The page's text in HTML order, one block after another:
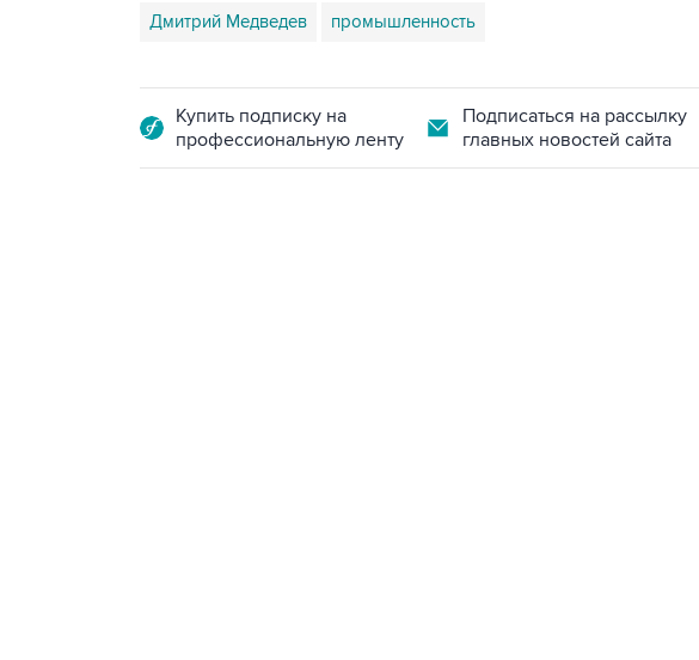
Дмитрий Медведев промышленность
Купить подписку на
профессиональную ленту
Подписаться на рассылку
главных новостей сайта